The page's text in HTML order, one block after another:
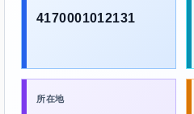
4170001012131
所在地